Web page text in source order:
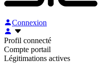
Connexion
Profil connecté
Compte portail
Légitimations actives